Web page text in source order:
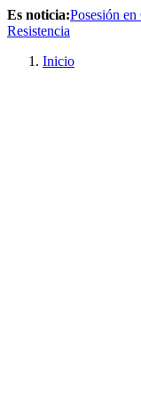
Es noticia:Posesión
Resistencia
Inicio